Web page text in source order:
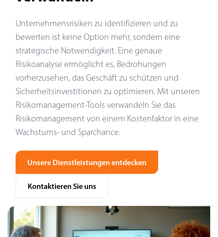
Unternehmensrisiken zu identifizieren und zu
bewerten ist keine Option mehr, sondern eine
strategische Notwendigkeit. Eine genaue
Risikoanalyse ermöglicht es, Bedrohungen
vorherzusehen, das Geschäft zu schützen und
Sicherheitsinvestitionen zu optimieren. Mit unseren
Risikomanagement-Tools verwandeln Sie das
Risikomanagement von einem Kostenfaktor in eine
Wachstums- und Sparchance.
Unsere Dienstleistungen entdecken
Kontaktieren Sie uns